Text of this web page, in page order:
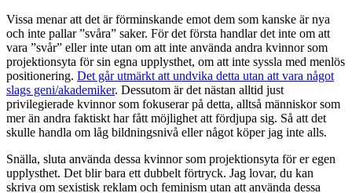
Vissa menar att det är förminskande emot dem som kanske är nya
och inte pallar ”svåra” saker. För det första handlar det inte om att
vara ”svår” eller inte utan om att inte använda andra kvinnor som
projektionsyta för sin egna upplysthet, om att inte syssla med menlös
positionering. Det går utmärkt att undvika detta utan att vara något
slags geni/akademiker. Dessutom är det nästan alltid just
privilegierade kvinnor som fokuserar på detta, alltså människor som
mer än andra faktiskt har fått möjlighet att fördjupa sig. Så att det
skulle handla om låg bildningsnivå eller något köper jag inte alls.
Snälla, sluta använda dessa kvinnor som projektionsyta för er egen
upplysthet. Det blir bara ett dubbelt förtryck. Jag lovar, du kan
skriva om sexistisk reklam och feminism utan att använda dessa